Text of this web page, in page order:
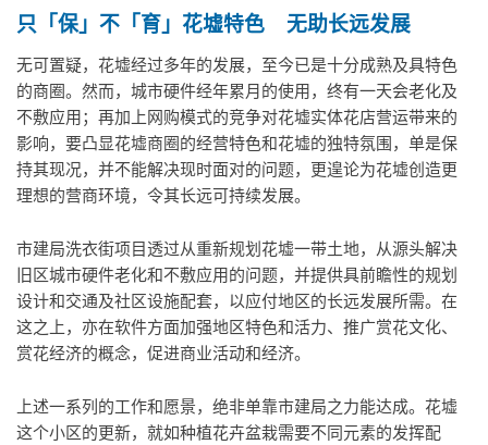
只「保」不「育」花墟特色 无助长远发展
无可置疑，花墟经过多年的发展，至今已是十分成熟及具特色
的商圈。然而，城市硬件经年累月的使用，终有一天会老化及
不敷应用；再加上网购模式的竞争对花墟实体花店营运带来的
影响，要凸显花墟商圈的经营特色和花墟的独特氛围，单是保
持其现况，并不能解决现时面对的问题，更遑论为花墟创造更
理想的营商环境，令其长远可持续发展。
市建局洗衣街项目透过从重新规划花墟一带土地，从源头解决
旧区城市硬件老化和不敷应用的问题，并提供具前瞻性的规划
设计和交通及社区设施配套，以应付地区的长远发展所需。在
这之上，亦在软件方面加强地区特色和活力、推广赏花文化、
赏花经济的概念，促进商业活动和经济。
上述一系列的工作和愿景，绝非单靠市建局之力能达成。花墟
这个小区的更新，就如种植花卉盆栽需要不同元素的发挥配